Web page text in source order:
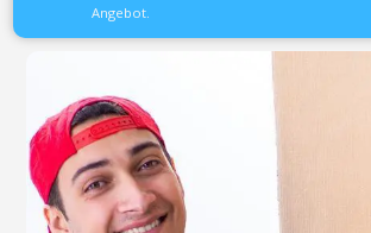
Angebot.